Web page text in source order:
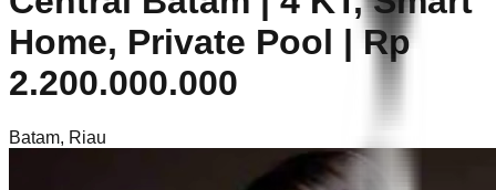
Home, Private Pool | Rp
2.200.000.000
Batam, Riau